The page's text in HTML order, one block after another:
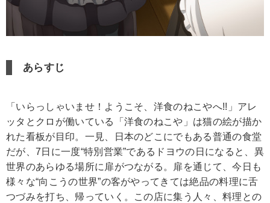
あらすじ
「いらっしゃいませ！ようこそ、洋食のねこやへ!!」アレ
ッタとクロが働いている「洋食のねこや」は猫の絵が描か
れた看板が目印。一見、日本のどこにでもある普通の食堂
だが、7日に一度“特別営業”であるドヨウの日になると、異
世界のあらゆる場所に扉がつながる。扉を通じて、今日も
様々な“向こうの世界”の客がやってきては絶品の料理に舌
つづみを打ち、帰っていく。この店に集う人々、料理との